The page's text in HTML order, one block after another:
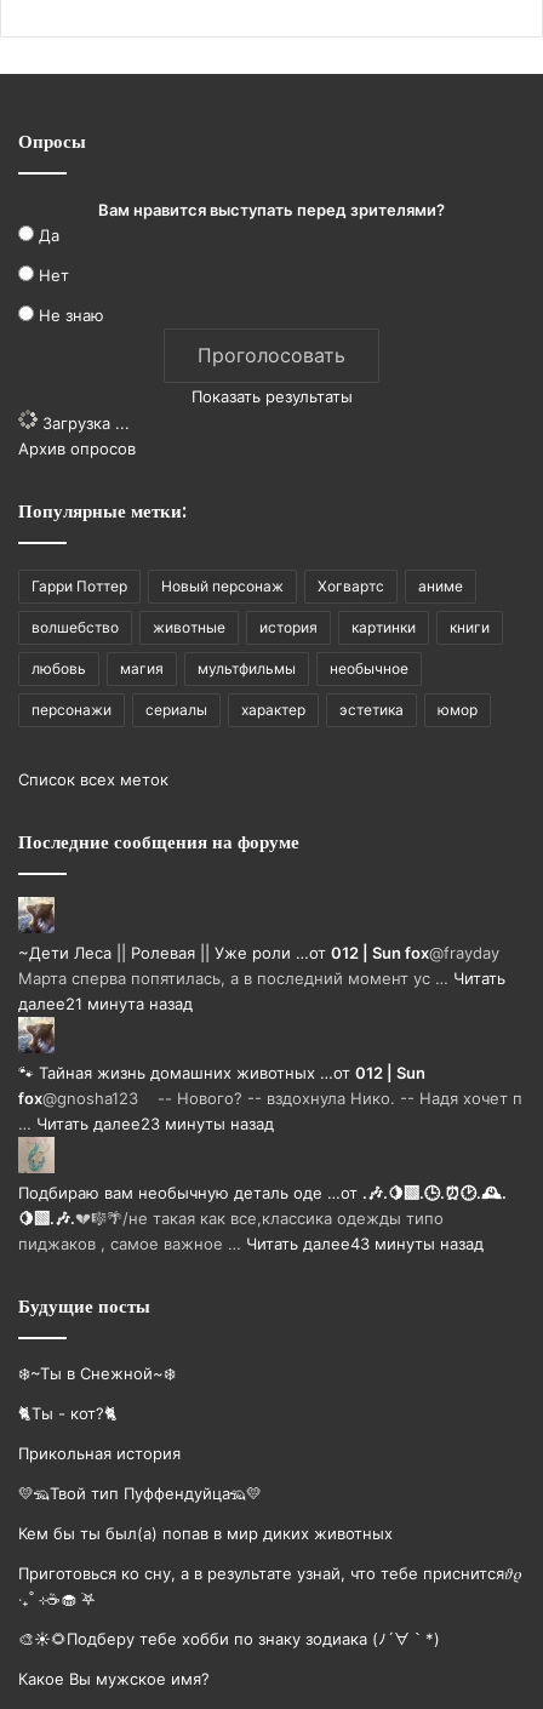
Опросы
Вам нравится выступать перед зрителями?
Да
Нет
Не знаю
Показать результаты
Загрузка ...
Архив опросов
Популярные метки:
Гарри Поттер Новый персонаж Хогвартс аниме
волшебство животные история картинки книги
любовь магия мультфильмы необычное
персонажи сериалы характер эстетика юмор
Список всех меток
Последние сообщения на форуме
~Дети Леса || Ролевая || Уже роли …от 012 | Sun fox@frayday
Марта сперва попятилась, а в последний момент ус … Читать
далее21 минута назад
🐾 Тайная жизнь домашних животных …от 012 | Sun
fox@gnosha123 -- Нового? -- вздохнула Нико. -- Надя хочет п
… Читать далее23 минуты назад
Подбираю вам необычную деталь оде …от .🎶.🍋‍🟩.🕒.⏰🕑.🕰️.
🍋‍🟩.🎶.💔🎼🌴/не такая как все,классика одежды типо
пиджаков , самое важное … Читать далее43 минуты назад
Будущие посты
❄️~Ты в Снежной~❄️
🐈Ты - кот?🐈
Прикольная история
💛🦡Твой тип Пуффендуйца🦡💛
Кем бы ты был(а) попав в мир диких животных
Приготовься ко сну, а в результате узнай, что тебе приснится𝜗𝜚
‧₊˚ ⊹☕️🧁 ࣪𖤐
🎨☀🌻Подберу тебе хобби по знаку зодиака (ﾉ´∀｀*)
Какое Вы мужское имя?